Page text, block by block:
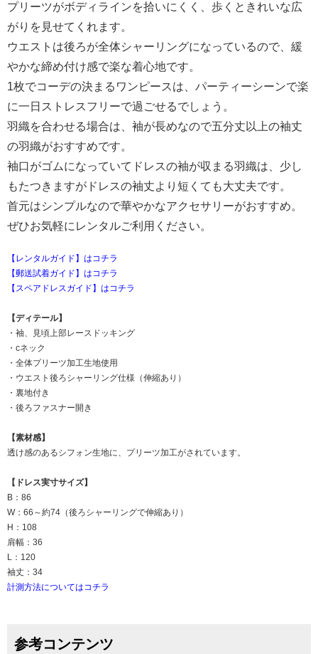
プリーツがボディラインを拾いにくく、歩くときれいな広
がりを見せてくれます。
ウエストは後ろが全体シャーリングになっているので、緩
やかな締め付け感で楽な着心地です。
1枚でコーデの決まるワンピースは、パーティーシーンで楽
に一日ストレスフリーで過ごせるでしょう。
羽織を合わせる場合は、袖が長めなので五分丈以上の袖丈
の羽織がおすすめです。
袖口がゴムになっていてドレスの袖が収まる羽織は、少し
もたつきますがドレスの袖丈より短くても大丈夫です。
首元はシンプルなので華やかなアクセサリーがおすすめ。
ぜひお気軽にレンタルご利用ください。
【レンタルガイド】はコチラ
【郵送試着ガイド】はコチラ
【スペアドレスガイド】はコチラ
【ディテール】
・袖、見頃上部レースドッキング
・cネック
・全体プリーツ加工生地使用
・ウエスト後ろシャーリング仕様（伸縮あり）
・裏地付き
・後ろファスナー開き
【素材感】
透け感のあるシフォン生地に、プリーツ加工がされています。
【ドレス実寸サイズ】
B：86
W：66～約74（後ろシャーリングで伸縮あり）
H：108
肩幅：36
L：120
袖丈：34
計測方法についてはコチラ
参考コンテンツ